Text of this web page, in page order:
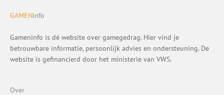
GAMENinfo
Gameninfo is dé website over gamegedrag. Hier vind je
betrouwbare informatie, persoonlijk advies en ondersteuning. De
website is gefinancierd door het ministerie van VWS.
Over